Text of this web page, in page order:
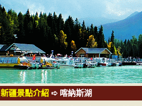
新疆景點介紹➪ 喀納斯湖